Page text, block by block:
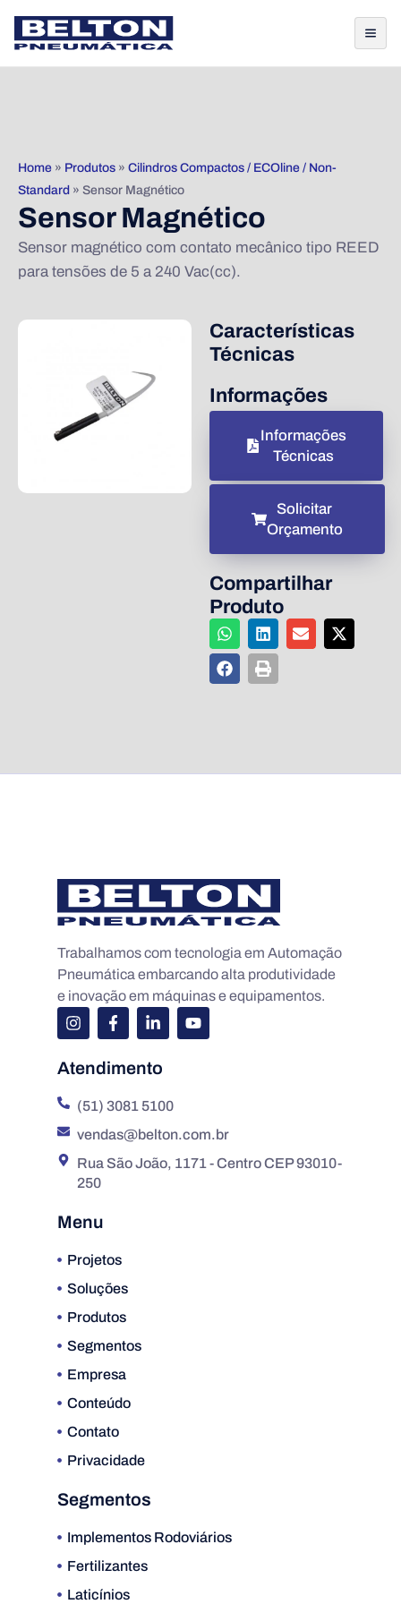
Home » Produtos » Cilindros Compactos / ECOline / Non-
Standard » Sensor Magnético
Sensor Magnético
Sensor magnético com contato mecânico tipo REED
para tensões de 5 a 240 Vac(cc).
Características
Técnicas
Informações
Informações
Técnicas
Solicitar
Orçamento
Compartilhar
Produto
Trabalhamos com tecnologia em Automação
Pneumática embarcando alta produtividade
e inovação em máquinas e equipamentos.
Menu
Projetos
Soluções
Produtos
Segmentos
Empresa
Conteúdo
Contato
Privacidade
Segmentos
Implementos Rodoviários
Fertilizantes
Laticínios
Atendimento
(51) 3081 5100
vendas@belton.com.br
Rua São João, 1171 - Centro CEP 93010-
250